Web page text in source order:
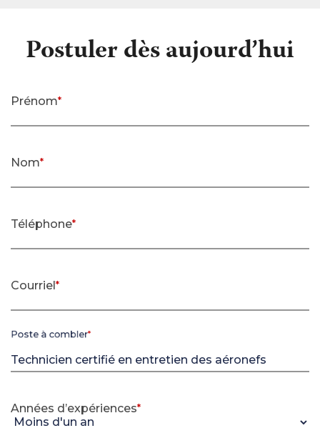
Postuler dès aujourd’hui
Prénom*
Nom*
Téléphone*
Courriel*
Poste à combler*
Années d’expériences*